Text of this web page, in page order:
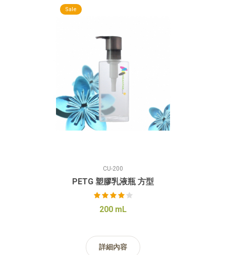
Sale
CU-200
PETG 塑膠乳液瓶 方型
200 mL
詳細內容